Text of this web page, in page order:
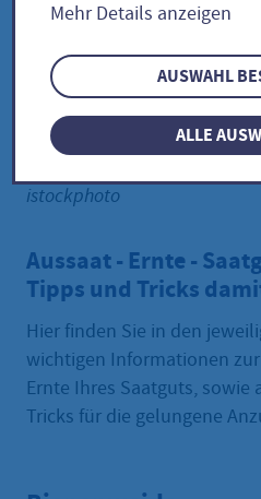
istockphoto
Aussaat - Ernte -
Tipps und Tricks
Hier finden Sie in den
wichtigen Informationen
Ernte Ihres Saatguts, sowie
Tricks für die gelungene
e
n
Mehr Details anzeigen
AUSWAHL
ALLE